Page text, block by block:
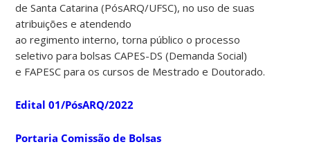
de Santa Catarina (PósARQ/UFSC), no uso de suas
atribuições e atendendo
ao regimento interno, torna público o processo
seletivo para bolsas CAPES-DS (Demanda Social)
e FAPESC para os cursos de Mestrado e Doutorado.
Edital 01/PósARQ/2022
Portaria Comissão de Bolsas